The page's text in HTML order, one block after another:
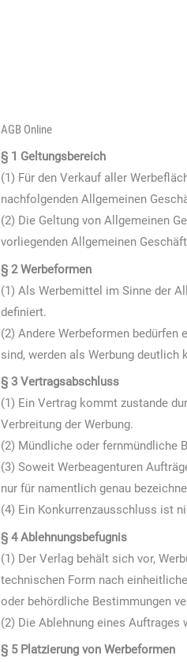
AGB Online
§ 1 Geltungsbereich
(1) Für den Verkauf aller
nachfolgenden Allgemeinen
(2) Die Geltung von Allgemeinen
vorliegenden Allgemeinen
§ 2 Werbeformen
(1) Als Werbemittel im Sinne der
definiert.
(2) Andere Werbeformen bedürfen
sind, werden als Werbung deutlich
§ 3 Vertragsabschluss
(1) Ein Vertrag kommt zustande
Verbreitung der Werbung.
(2) Mündliche oder fernmündliche
(3) Soweit Werbeagenturen
nur für namentlich genau
(4) Ein Konkurrenzausschluss ist
§ 4 Ablehnungsbefugnis
(1) Der Verlag behält sich vor,
technischen Form nach
oder behördliche Bestimmungen
(2) Die Ablehnung eines
§ 5 Platzierung von Werbeformen